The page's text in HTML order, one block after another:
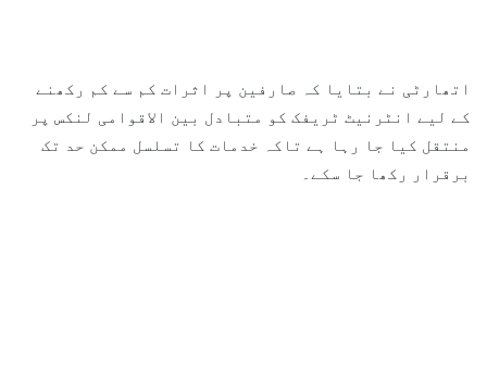
اتھارٹی نے بتایا کہ صارفین پر اثرات کم سے کم رکھنے
کے لیے انٹرنیٹ ٹریفک کو متبادل بین الاقوامی لنکس پر
منتقل کیا جا رہا ہے تاکہ خدمات کا تسلسل ممکن حد تک
برقرار رکھا جا سکے۔